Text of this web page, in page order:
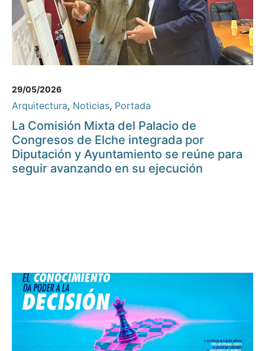
29/05/2026
Arquitectura, Noticias, Portada
La Comisión Mixta del Palacio de
Congresos de Elche integrada por
Diputación y Ayuntamiento se reúne para
seguir avanzando en su ejecución